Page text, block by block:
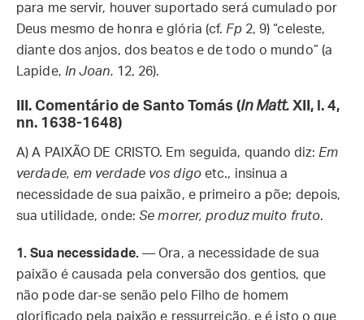
para me servir, houver suportado será cumulado por
Deus mesmo de honra e glória (cf. Fp2, 9) “celeste,
diante dos anjos, dos beatos e de todo o mundo” (a
Lapide, In Joan. 12, 26).
III. Comentário de Santo Tomás (In Matt. XII, l. 4,
nn. 1638-1648)
A)A PAIXÃO DE CRISTO. Em seguida, quando diz: Em
verdade, em verdade vos digoetc., insinua a
necessidade de sua paixão, e primeiro a põe; depois,
sua utilidade, onde:Se morrer, produz muito fruto.
1. Sua necessidade.— Ora, a necessidade de sua
paixão é causada pela conversão dos gentios, que
não pode dar-se senão pelo Filho de homem
glorificado pela paixão e ressurreição, e é isto o que